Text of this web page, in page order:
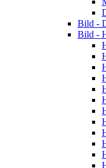
Bild -
Bild -